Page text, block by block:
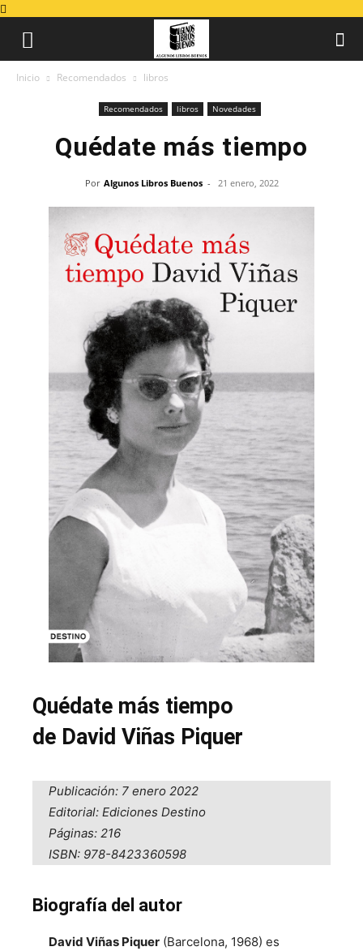
Inicio Recomendados libros
Recomendados libros Novedades
Quédate más tiempo
Por Algunos Libros Buenos - 21 enero, 2022
Quédate más tiempo
de David Viñas Piquer
Publicación: 7 enero 2022
Editorial: Ediciones Destino
Páginas: 216
ISBN: 978-8423360598
Biografía del autor
David Viñas Piquer (Barcelona, 1968) es